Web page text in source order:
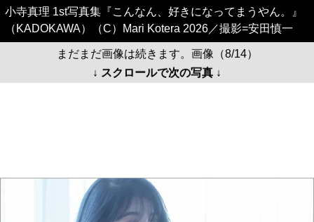
小寺真理 1st写真集『こんなん、好きになってまうやん。』
（KADOKAWA）（C）Mari Kotera 2026／撮影=安田慎一
まだまだ画像は続きます。画像（8/14）
↓ スクロールで次の写真 ↓